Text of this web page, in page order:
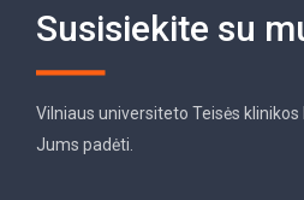
Susisiekite su
Vilniaus universiteto Teisės
Jums padėti.